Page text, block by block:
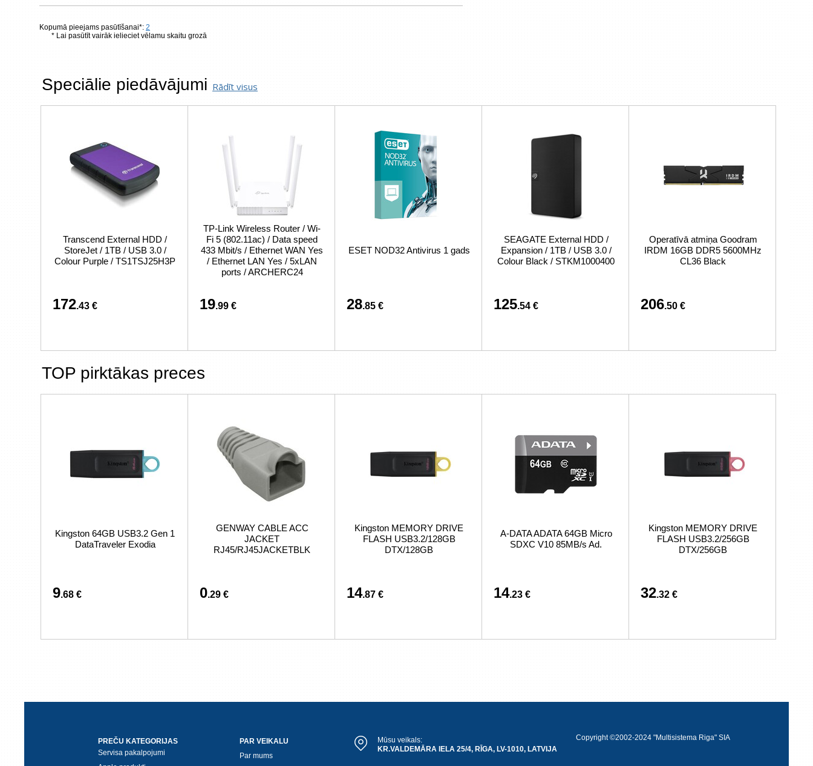
Kopumā pieejams pasūtīšanai*: 2
* Lai pasūtīt vairāk ielieciet vēlamu skaitu grozā
Speciālie piedāvājumi Rādīt visus
Transcend External HDD /
StoreJet / 1TB / USB 3.0 /
Colour Purple / TS1TSJ25H3P
172.43 €
TP-Link Wireless Router / Wi-
Fi 5 (802.11ac) / Data speed
433 Mbit/s / Ethernet WAN Yes
/ Ethernet LAN Yes / 5xLAN
ports / ARCHERC24
19.99 €
ESET NOD32 Antivirus 1 gads
28.85 €
SEAGATE External HDD /
Expansion / 1TB / USB 3.0 /
Colour Black / STKM1000400
125.54 €
Operatīvā atmiņa Goodram
IRDM 16GB DDR5 5600MHz
CL36 Black
206.50 €
TOP pirktākas preces
Kingston 64GB USB3.2 Gen 1
DataTraveler Exodia
9.68 €
GENWAY CABLE ACC
JACKET
RJ45/RJ45JACKETBLK
0.29 €
Kingston MEMORY DRIVE
FLASH USB3.2/128GB
DTX/128GB
14.87 €
A-DATA ADATA 64GB Micro
SDXC V10 85MB/s Ad.
14.23 €
Kingston MEMORY DRIVE
FLASH USB3.2/256GB
DTX/256GB
32.32 €
PREČU KATEGORIJAS
Servisa pakalpojumi
PAR VEIKALU
Par mums
Mūsu veikals:
KR.VALDEMĀRA IELA 25/4, RĪGA, LV-1010, LATVIJA
Copyright ©2002-2024 "Multisistema Riga" SIA